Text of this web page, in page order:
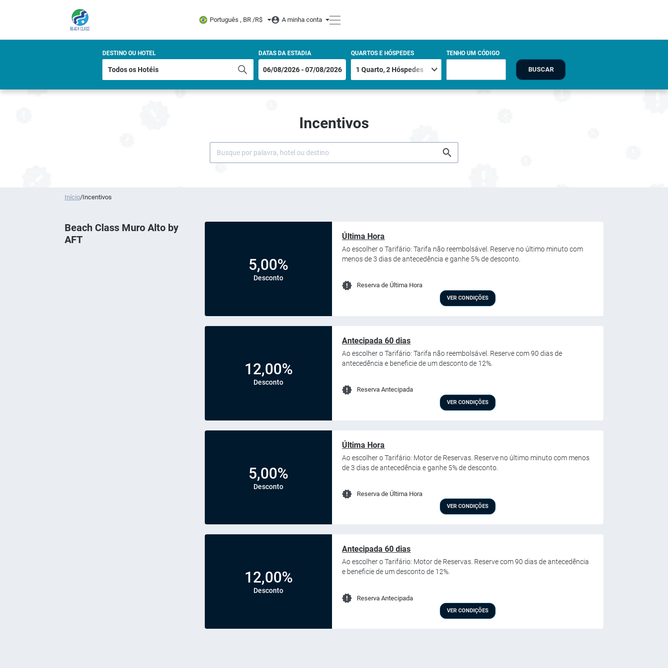
Português , BR /R$ A minha conta
DESTINO OU HOTEL DATAS DA ESTADIA QUARTOS E HÓSPEDES TENHO UM CÓDIGO
BUSCAR
Incentivos
Início/Incentivos
Beach Class Muro Alto by
AFT
5,00%
Desconto
Última Hora
Ao escolher o Tarifário: Tarifa não reembolsável. Reserve no último minuto com
menos de 3 dias de antecedência e ganhe 5% de desconto.
Reserva de Última Hora
VER CONDIÇÕES
12,00%
Desconto
Antecipada 60 dias
Ao escolher o Tarifário: Tarifa não reembolsável. Reserve com 90 dias de
antecedência e beneficie de um desconto de 12%.
Reserva Antecipada
VER CONDIÇÕES
5,00%
Desconto
Última Hora
Ao escolher o Tarifário: Motor de Reservas. Reserve no último minuto com menos
de 3 dias de antecedência e ganhe 5% de desconto.
Reserva de Última Hora
VER CONDIÇÕES
12,00%
Desconto
Antecipada 60 dias
Ao escolher o Tarifário: Motor de Reservas. Reserve com 90 dias de antecedência
e beneficie de um desconto de 12%.
Reserva Antecipada
VER CONDIÇÕES